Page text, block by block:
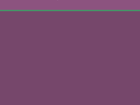
tijden